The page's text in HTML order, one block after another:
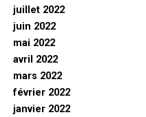
juillet 2022
juin 2022
mai 2022
avril 2022
mars 2022
février 2022
janvier 2022